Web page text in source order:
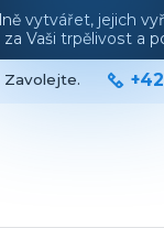
vytvářet, jejich
Vaši trpělivost a
Zavolejte.